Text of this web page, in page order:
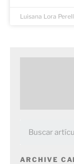
Luisana Lora
ARCHIVE